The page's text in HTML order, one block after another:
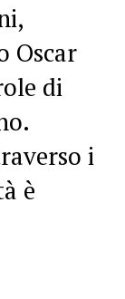
Oscar
di
i
è